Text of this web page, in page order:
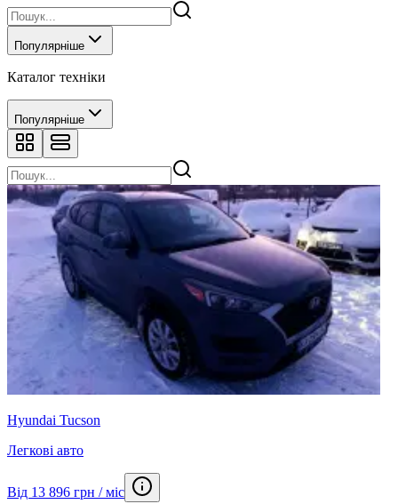
Популярніше
Каталог техніки
Популярніше
Hyundai Tucson
Легкові авто
Від 13 896 грн / міс